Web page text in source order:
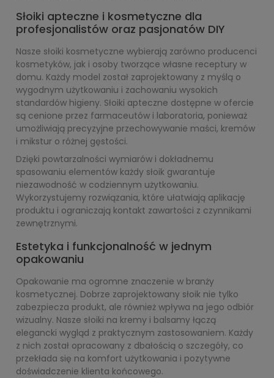
Słoiki apteczne i kosmetyczne dla
profesjonalistów oraz pasjonatów DIY
Nasze słoiki kosmetyczne wybierają zarówno producenci
kosmetyków, jak i osoby tworzące własne receptury w
domu. Każdy model został zaprojektowany z myślą o
wygodnym użytkowaniu i zachowaniu wysokich
standardów higieny. Słoiki apteczne dostępne w ofercie
są cenione przez farmaceutów i laboratoria, ponieważ
umożliwiają precyzyjne przechowywanie maści, kremów
i mikstur o różnej gęstości.
Dzięki powtarzalności wymiarów i dokładnemu
spasowaniu elementów każdy słoik gwarantuje
niezawodność w codziennym użytkowaniu.
Wykorzystujemy rozwiązania, które ułatwiają aplikację
produktu i ograniczają kontakt zawartości z czynnikami
zewnętrznymi.
Estetyka i funkcjonalność w jednym
opakowaniu
Opakowanie ma ogromne znaczenie w branży
kosmetycznej. Dobrze zaprojektowany słoik nie tylko
zabezpiecza produkt, ale również wpływa na jego odbiór
wizualny. Nasze słoiki na kremy i balsamy łączą
elegancki wygląd z praktycznym zastosowaniem. Każdy
z nich został opracowany z dbałością o szczegóły, co
przekłada się na komfort użytkowania i pozytywne
doświadczenie klienta końcowego.